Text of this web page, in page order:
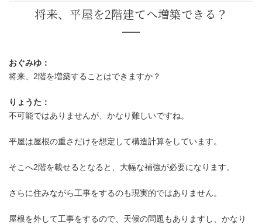
平屋は地震に強いって本当？
おぐみゆ：
将来、2階を増築することはできますか？
りょうた：
不可能ではありませんが、かなり難しいですね。
平屋は屋根の重さだけを想定して構造計算をしています。
そこへ2階を載せるとなると、大幅な補強が必要になります。
さらに住みながら工事をするのも現実的ではありません。
屋根を外して工事をするので、天候の問題もありますし、かなり